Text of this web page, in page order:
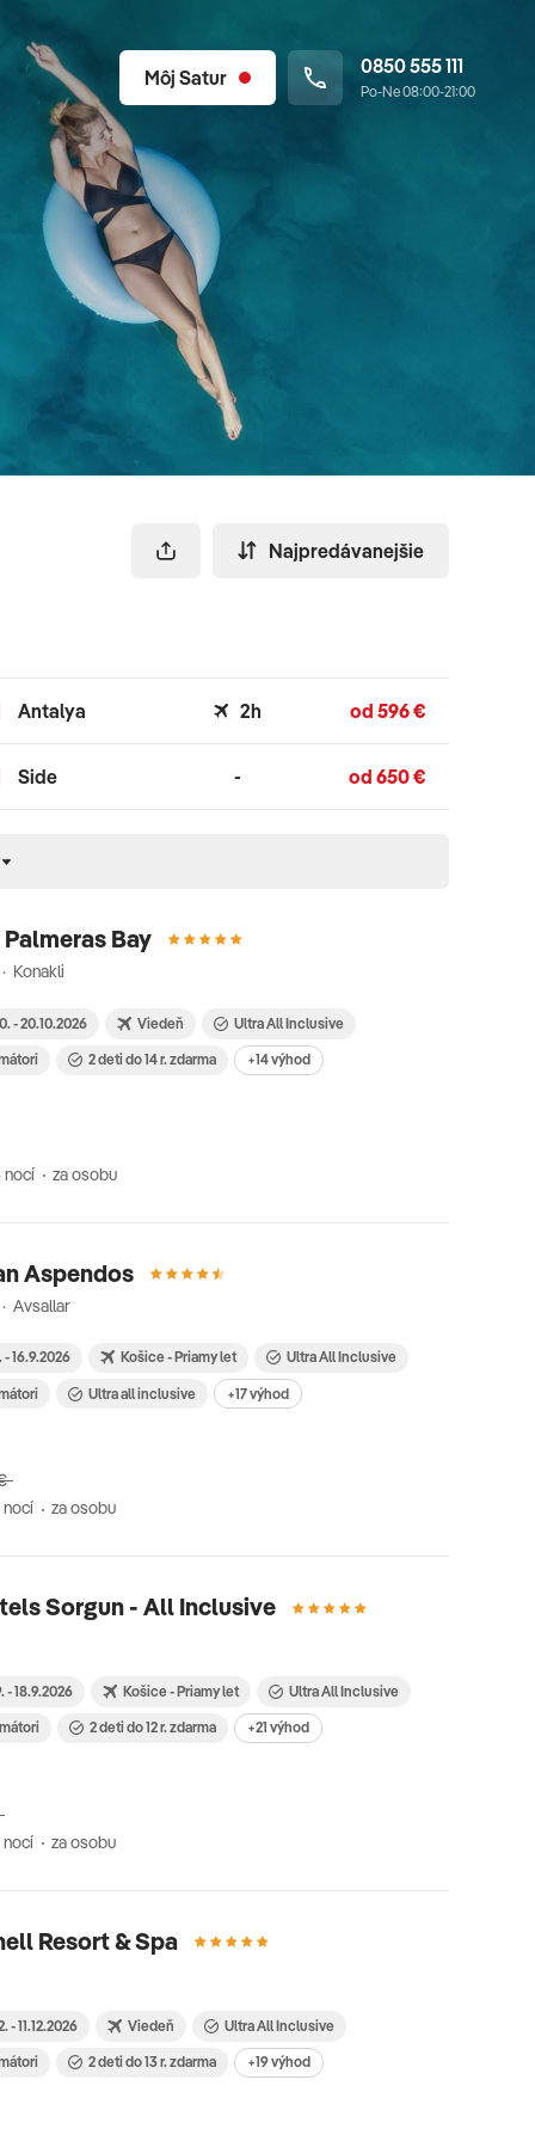
Môj Satur 0850 555 111
Po-Ne 08:00-21:00
Najpredávanejšie
Antalya 2h od 596 €
Side - od 650 €
Bay
Konakli
- 20.10.2026 Viedeň Ultra All Inclusive
2 deti do 14 r. zdarma +14 výhod
nocí za osobu
Aspendos
Avsallar
- 16.9.2026 Košice - Priamy let Ultra All Inclusive
Ultra all inclusive +17 výhod
nocí za osobu
Sorgun - All Inclusive
- 18.9.2026 Košice - Priamy let Ultra All Inclusive
2 deti do 12 r. zdarma +21 výhod
nocí za osobu
Resort & Spa
- 11.12.2026 Viedeň Ultra All Inclusive
2 deti do 13 r. zdarma +19 výhod